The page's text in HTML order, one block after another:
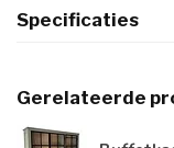
Specificaties
Gerelateerde